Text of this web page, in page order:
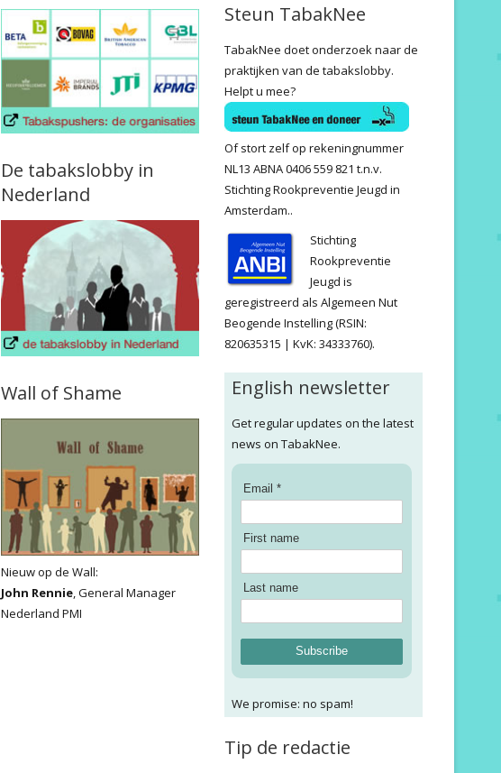
De tabakslobby in
Nederland
Wall of Shame
Nieuw op de Wall:
John Rennie, General Manager
Nederland PMI
Steun TabakNee
TabakNee doet onderzoek naar de
praktijken van de tabakslobby.
Helpt u mee?
Of stort zelf op rekeningnummer
NL13 ABNA 0406 559 821 t.n.v.
Stichting Rookpreventie Jeugd in
Amsterdam..
Stichting
Rookpreventie
Jeugd is
geregistreerd als Algemeen Nut
Beogende Instelling (RSIN:
820635315 | KvK: 34333760).
English newsletter
Get regular updates on the latest
news on TabakNee.
Email *
First name
Last name
Subscribe
We promise: no spam!
Tip de redactie